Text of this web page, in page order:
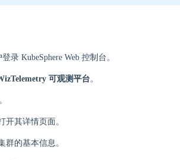
录 KubeSphere Web 控制台。
可观测平台。
。
开其详情页面。
群的基本信息。